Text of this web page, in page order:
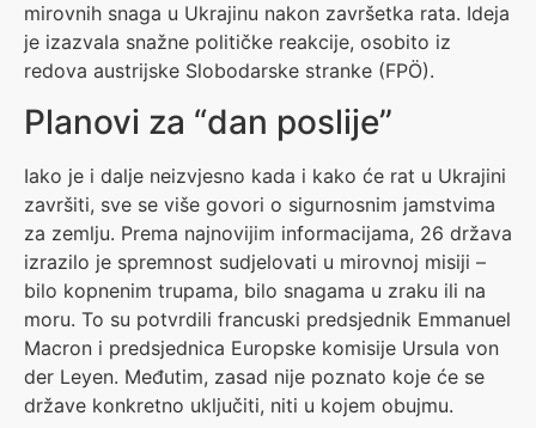
mirovnih snaga u Ukrajinu nakon završetka rata. Ideja
je izazvala snažne političke reakcije, osobito iz
redova austrijske Slobodarske stranke (FPÖ).
Planovi za “dan poslije”
Iako je i dalje neizvjesno kada i kako će rat u Ukrajini
završiti, sve se više govori o sigurnosnim jamstvima
za zemlju. Prema najnovijim informacijama, 26 država
izrazilo je spremnost sudjelovati u mirovnoj misiji –
bilo kopnenim trupama, bilo snagama u zraku ili na
moru. To su potvrdili francuski predsjednik Emmanuel
Macron i predsjednica Europske komisije Ursula von
der Leyen. Međutim, zasad nije poznato koje će se
države konkretno uključiti, niti u kojem obujmu.